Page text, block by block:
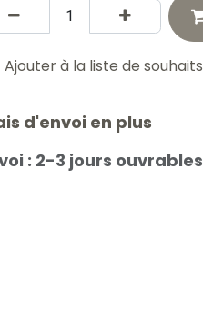
Ajouter à la liste de souhaits
d'envoi en plus
: 2-3 jours ouvrables